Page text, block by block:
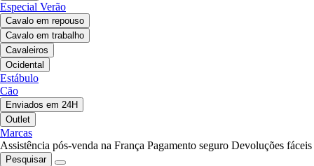
Especial Verão
Cavalo em repouso
Cavalo em trabalho
Cavaleiros
Ocidental
Estábulo
Cão
Enviados em 24H
Outlet
Marcas
Assistência pós-venda na França Pagamento seguro Devoluções fáceis
Pesquisar